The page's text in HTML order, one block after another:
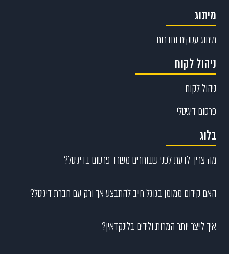
מיתוג
מיתוג עסקים וחברות
ניהול לקוח
ניהול לקוח
פרסום דיגיטלי
בלוג
מה צריך לדעת לפני שבוחרים משרד פרסום בדיגיטל?
האם קידום ממומן בגוגל חייב להתבצע אך ורק עם חברת דיגיטל?
איך לייצר יותר המרות ולידים בלינקדאין?